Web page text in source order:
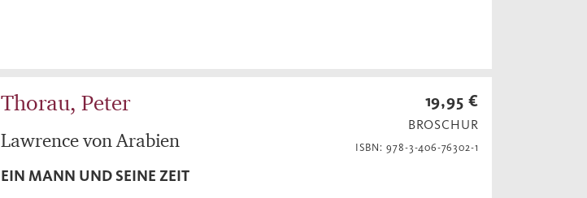
Thorau, Peter
Lawrence von Arabien
EIN MANN UND SEINE ZEIT
19,95 €
BROSCHUR
ISBN: 978-3-406-76302-1